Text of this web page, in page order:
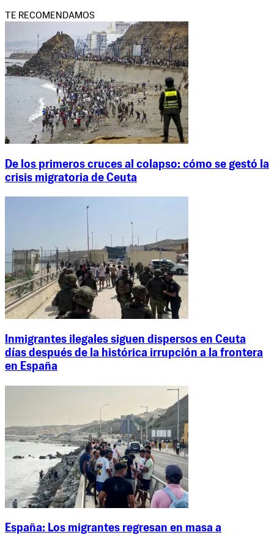
TE RECOMENDAMOS
De los primeros cruces al colapso: cómo se gestó la
crisis migratoria de Ceuta
Inmigrantes ilegales siguen dispersos en Ceuta
días después de la histórica irrupción a la frontera
en España
España: Los migrantes regresan en masa a